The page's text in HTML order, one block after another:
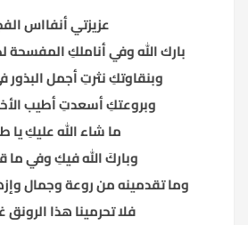
عزيزتي أنفااس
بارك الله وفي أناملكِ المفسحة
وبنقاوتكِ نثرتِ أجمل البذور
وبروعتكِ أسعدتِ أطيب
ما شاء الله عليكِ يا
وباركَ الله فيكِ وفي ما
وما تقدمينه من روعة وجمال
فلا تحرمينا هذا الرونق